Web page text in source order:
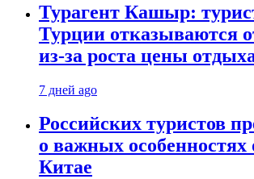
Турагент Кашыр:
Турции отказываются
из-за роста цены
7 дней ago
Российских туристов
о важных особенностях
Китае